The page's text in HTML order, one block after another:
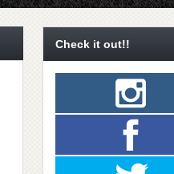
Check it out!!